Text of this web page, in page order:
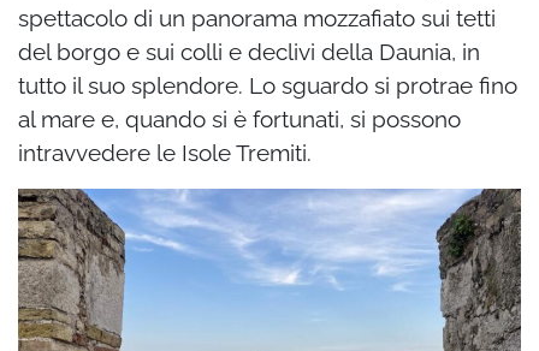
spettacolo di un panorama mozzafiato sui tetti
del borgo e sui colli e declivi della Daunia, in
tutto il suo splendore. Lo sguardo si protrae fino
al mare e, quando si è fortunati, si possono
intravvedere le Isole Tremiti.